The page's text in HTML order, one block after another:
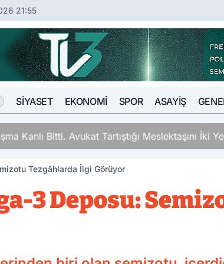
21:55
SIYASET EKONOMI SPOR ASAYIŞ
Kanlı Bitti. Avukat Tartıştığı Meslektaşını İki
Tezgâhlarda İlgi Görüyor
3 Deposu: